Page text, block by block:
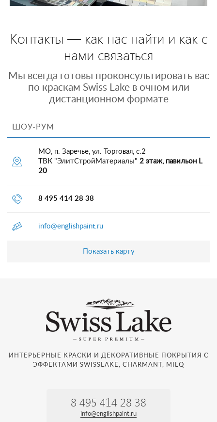
Контакты — как нас найти и как с
нами связаться
Мы всегда готовы проконсультировать вас
по краскам Swiss Lake в очном или
дистанционном формате
ШОУ-РУМ
МО, п. Заречье, ул. Торговая, с.2
ТВК "ЭлитСтройМатериалы" 2 этаж, павильон L
20
8 495 414 28 38
info@englishpaint.ru
Показать карту
ИНТЕРЬЕРНЫЕ КРАСКИ И ДЕКОРАТИВНЫЕ ПОКРЫТИЯ С
ЭФФЕКТАМИ SWISSLAKE, CHARMANT, MILQ
8 495 414 28 38
info@englishpaint.ru